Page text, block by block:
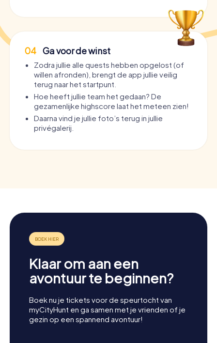
04 Ga voor de winst
Zodra jullie alle quests hebben opgelost (of
willen afronden), brengt de app jullie veilig
terug naar het startpunt.
Hoe heeft jullie team het gedaan? De
gezamenlijke highscore laat het meteen zien!
Daarna vind je jullie foto’s terug in jullie
privégalerij.
Klaar om aan een
avontuur te beginnen?
Boek nu je tickets voor de speurtocht van
myCityHunt en ga samen met je vrienden of je
gezin op een spannend avontuur!